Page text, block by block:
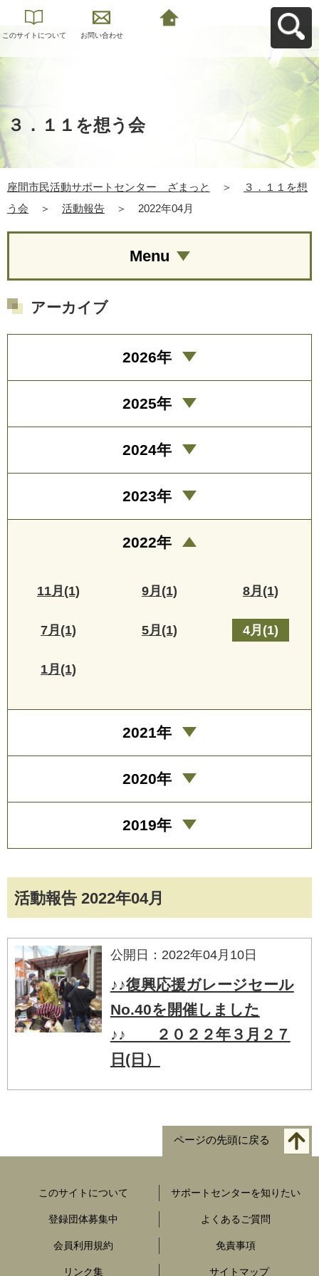
このサイトについて お問い合わせ
３．１１を想う会
座間市民活動サポートセンター ざまっと ＞
３．１１を想
う会
＞ 活動報告 ＞ 2022年04月
活動報告 2022年04月
公開日：2022年04月10日
♪♪復興応援ガレージセール
No.40を開催しました
♪♪ ２０２２年３月２７
日(日）
Menu
アーカイブ
2026年
2025年
2024年
2023年
2022年
11月(1) 9月(1) 8月(1)
7月(1) 5月(1) 4月(1)
1月(1)
2021年
2020年
2019年
ページの先頭に戻る
このサイトについて サポートセンターを知りたい
登録団体募集中 よくあるご質問
会員利用規約 免責事項
リンク集 サイトマップ